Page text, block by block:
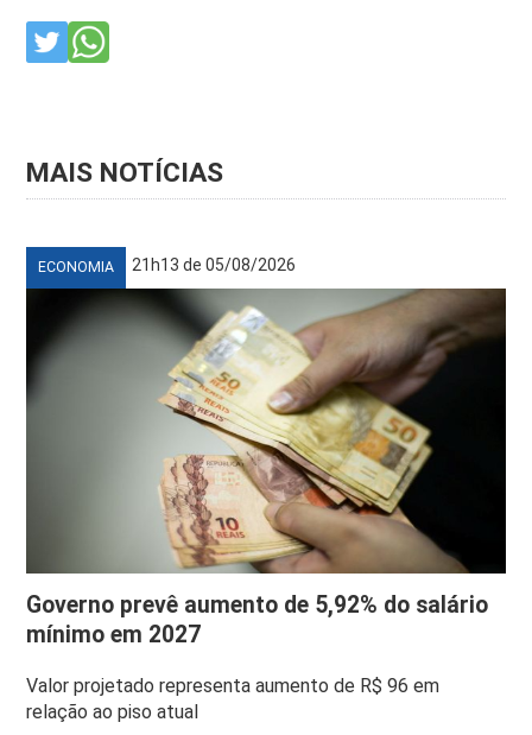
MAIS NOTÍCIAS
ECONOMIA 21h13 de 05/08/2026
Governo prevê aumento de 5,92% do salário
mínimo em 2027
Valor projetado representa aumento de R$ 96 em
relação ao piso atual